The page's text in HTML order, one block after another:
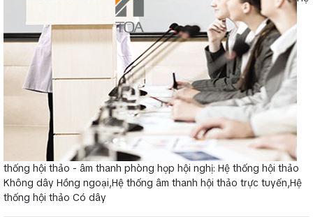
thống hội thảo - âm thanh phòng họp hội nghị: Hệ thống hội thảo
Không dây Hồng ngoại,Hệ thống âm thanh hội thảo trực tuyến,Hệ
thống hội thảo Có dây